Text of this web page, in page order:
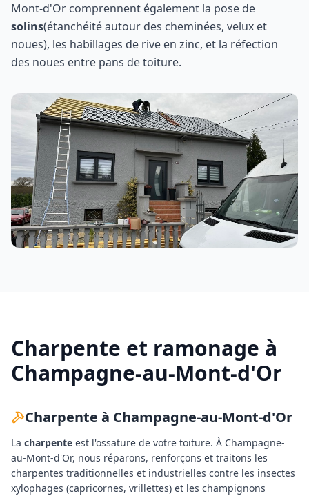
Mont-d'Or comprennent également la pose de
solins(étanchéité autour des cheminées, velux et
noues), les habillages de rive en zinc, et la réfection
des noues entre pans de toiture.
Charpente et ramonage à
Champagne-au-Mont-d'Or
Charpente à Champagne-au-Mont-d'Or
La charpente est l'ossature de votre toiture. À Champagne-
au-Mont-d'Or, nous réparons, renforçons et traitons les
charpentes traditionnelles et industrielles contre les insectes
xylophages (capricornes, vrillettes) et les champignons